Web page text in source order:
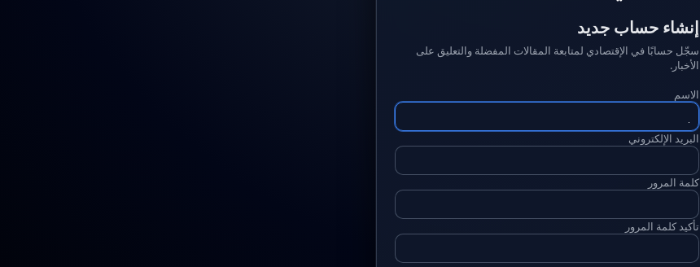
إنشاء حساب جديد
سجّل حسابًا في الإقتصادي لمتابعة المقالات المفضلة والتعليق على
الأخبار.
الاسم
البريد الإلكتروني
كلمة المرور
تأكيد كلمة المرور